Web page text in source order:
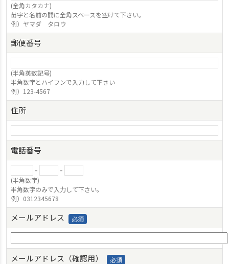
(全角カタカナ)
苗字と名前の間に全角スペースを空けて下さい。
例）ヤマダ タロウ
郵便番号
(半角英数記号)
半角数字とハイフンで入力して下さい
例）123-4567
住所
電話番号
-
-
(半角数字)
半角数字のみで入力して下さい。
例）0312345678
メールアドレス
メールアドレス（確認用）